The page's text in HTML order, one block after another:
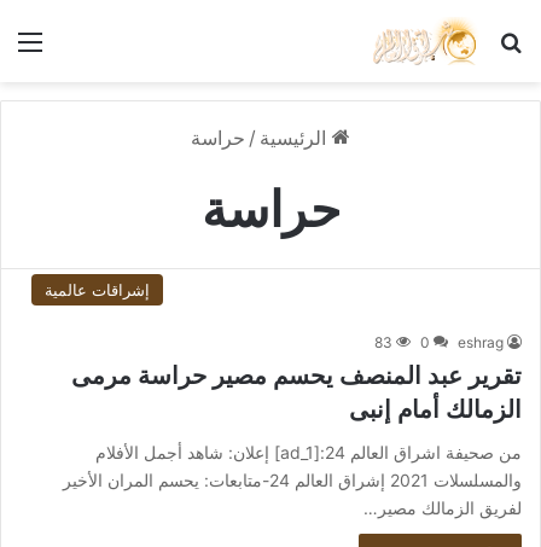
بحث عن
الرئيسية / حراسة
حراسة
إشراقات عالمية
eshrag
0
83
تقرير عبد المنصف يحسم مصير حراسة مرمى
الزمالك أمام إنبى
من صحيفة اشراق العالم 24:[ad_1] إعلان: شاهد أجمل الأفلام
والمسلسلات 2021 إشراق العالم 24-متابعات: يحسم المران الأخير
لفريق الزمالك مصير…